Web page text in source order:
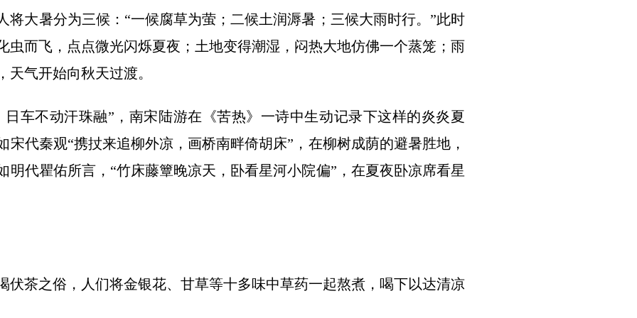
将大暑分为三候：“一候腐草为萤；二候土润溽暑；三候大雨时行。”此时
虫而飞，点点微光闪烁夏夜；土地变得潮湿，闷热大地仿佛一个蒸笼；雨
气开始向秋天过渡。
日车不动汗珠融”，南宋陆游在《苦热》一诗中生动记录下这样的炎炎夏
宋代秦观“携扙来追柳外凉，画桥南畔倚胡床”，在柳树成荫的避暑胜地，
明代瞿佑所言，“竹床藤簟晚凉天，卧看星河小院偏”，在夏夜卧凉席看星
伏茶之俗，人们将金银花、甘草等十多味中草药一起熬煮，喝下以达清凉